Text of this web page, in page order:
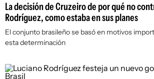
La decisión de Cruzeiro de por qué no
Rodríguez, como estaba en sus planes
El conjunto brasileño se basó en motivos
esta determinación